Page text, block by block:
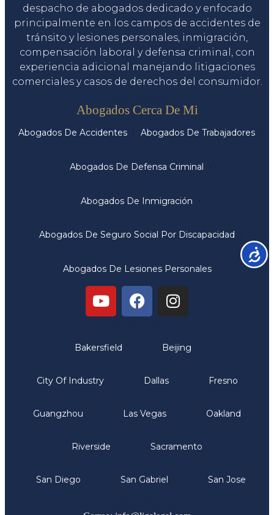
despacho de abogados dedicado y enfocado
principalmente en los campos de accidentes de
tránsito y lesiones personales, inmigración,
compensación laboral y defensa criminal, con
experiencia adicional manejando litigaciones
comerciales y casos de derechos del consumidor.
Abogados Cerca De Mi
Abogados De Accidentes Abogados De Trabajadores
Abogados De Defensa Criminal
Abogados De Inmigración
Abogados De Seguro Social Por Discapacidad
Abogados De Lesiones Personales
Bakersfield Beijing
City Of Industry Dallas Fresno
Guangzhou Las Vegas Oakland
Riverside Sacramento
San Diego San Gabriel San Jose